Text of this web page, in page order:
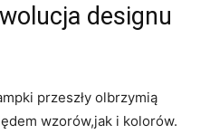
designu​
przeszły⁤ olbrzymią
wzorów,jak​ i⁣ kolorów.